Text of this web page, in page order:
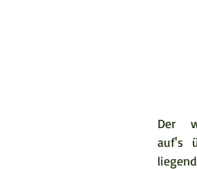
Der
auf's